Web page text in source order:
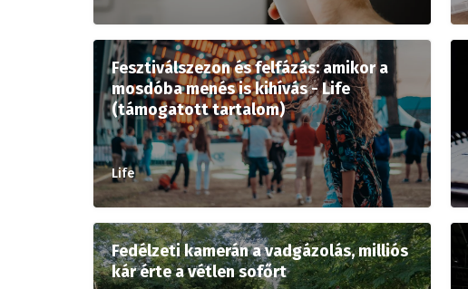
Fesztiválszezon és felfázás: amikor a
mosdóba menés is kihívás - Life
(támogatott tartalom)
Life
Fedélzeti kamerán a vadgázolás, milliós
kár érte a vétlen sofőrt